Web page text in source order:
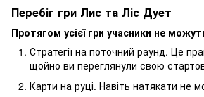
Перебіг гри Лис та Ліс Дует
Протягом усієї гри учасники не
Стратегії на поточний раунд. Це
щойно ви переглянули свою
Карти на руці. Навіть натякати не